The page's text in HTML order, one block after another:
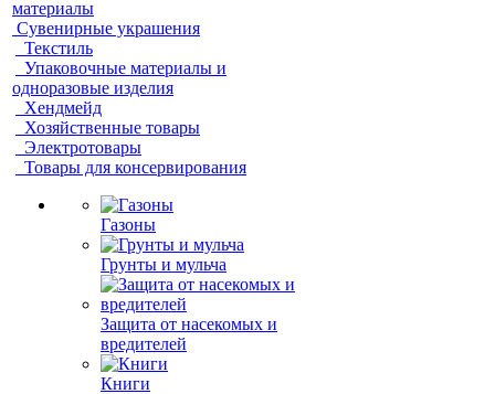
материалы
Сувенирные украшения
Текстиль
Упаковочные материалы и
одноразовые изделия
Хендмейд
Хозяйственные товары
Электротовары
Товары для консервирования
Газоны
Грунты и мульча
Защита от насекомых и
вредителей
Книги